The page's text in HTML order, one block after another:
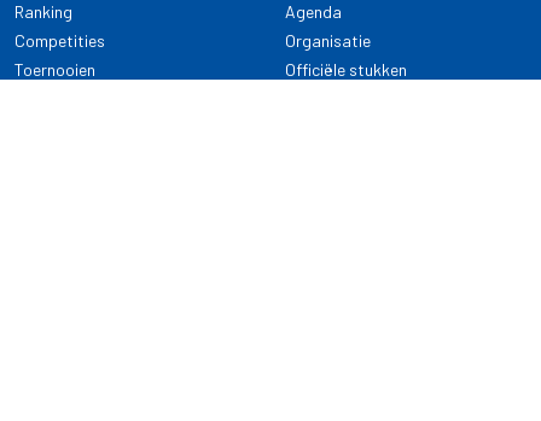
Ranking
Competities
Toernooien
Agenda
Organisatie
Officiële stukken